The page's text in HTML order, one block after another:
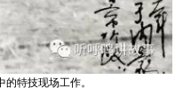
特技现场工作。